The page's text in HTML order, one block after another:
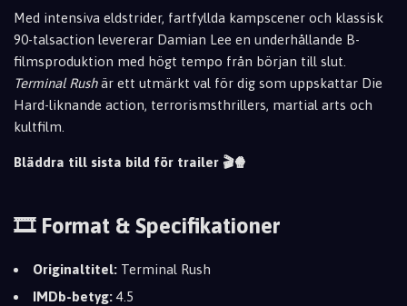
Med intensiva eldstrider, fartfyllda kampscener och klassisk
90-talsaction levererar Damian Lee en underhållande B-
filmsproduktion med högt tempo från början till slut.
Terminal Rushär ett utmärkt val för dig som uppskattar Die
Hard-liknande action, terrorismsthrillers, martial arts och
kultfilm.
Bläddra till sista bild för trailer 🎬🍿
🎞️ Format & Specifikationer
Originaltitel: Terminal Rush
IMDb-betyg:4.5